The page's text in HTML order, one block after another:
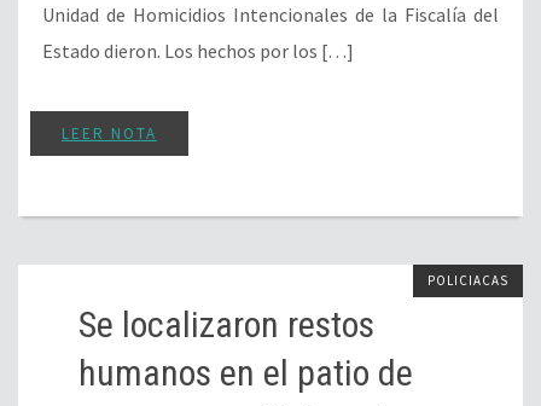
Unidad de Homicidios Intencionales de la Fiscalía del
Estado dieron. Los hechos por los […]
LEER NOTA
POLICIACAS
Se localizaron restos
humanos en el patio de